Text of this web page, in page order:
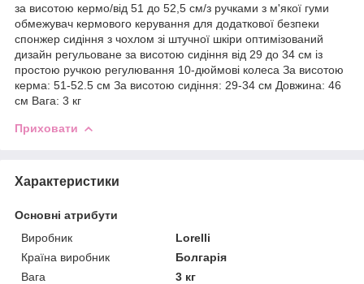
за висотою кермо/від 51 до 52,5 см/з ручками з м'якої гуми
обмежувач кермового керування для додаткової безпеки
спонжер сидіння з чохлом зі штучної шкіри оптимізований
дизайн регульоване за висотою сидіння від 29 до 34 см із
простою ручкою регулювання 10-дюймові колеса За висотою
керма: 51-52.5 см За висотою сидіння: 29-34 см Довжина: 46
см Вага: 3 кг
Приховати
Характеристики
Основні атрибути
Виробник
Lorelli
Країна виробник
Болгарія
Вага
3 кг